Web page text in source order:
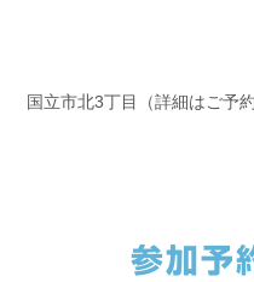
国立市北3丁目（詳細はご予
参加予